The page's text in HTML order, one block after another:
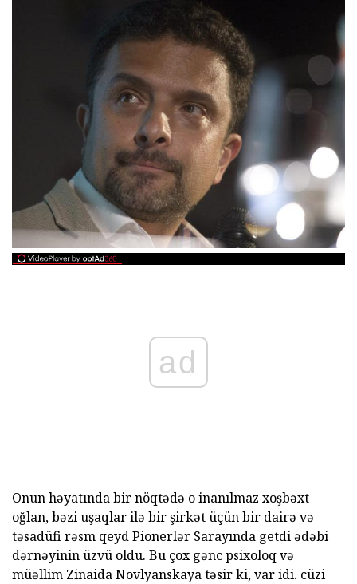
ad
Onun həyatında bir nöqtədə o inanılmaz xoşbəxt
oğlan, bəzi uşaqlar ilə bir şirkət üçün bir dairə və
təsadüfi rəsm qeyd Pionerlər Sarayında getdi ədəbi
dərnəyinin üzvü oldu. Bu çox gənc psixoloq və
müəllim Zinaida Novlyanskaya təsir ki, var idi. cüzi